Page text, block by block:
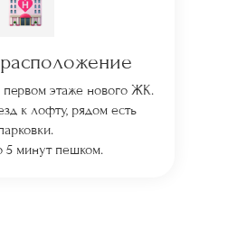
этаже нового ЖК.
к лофту, рядом есть
5 минут пешком.